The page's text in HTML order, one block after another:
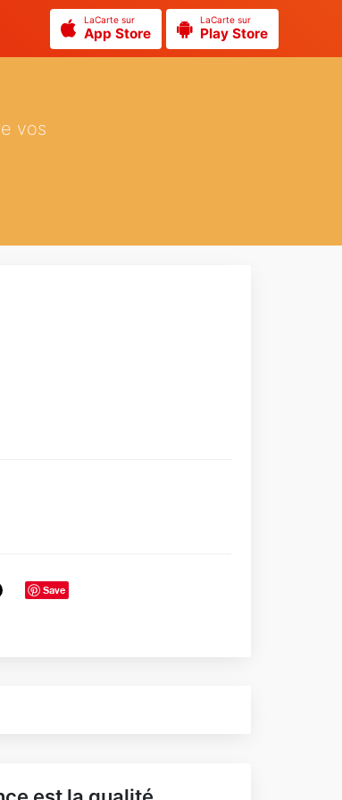
LaCarte sur
App Store
LaCarte sur
Play Store
vos
Save